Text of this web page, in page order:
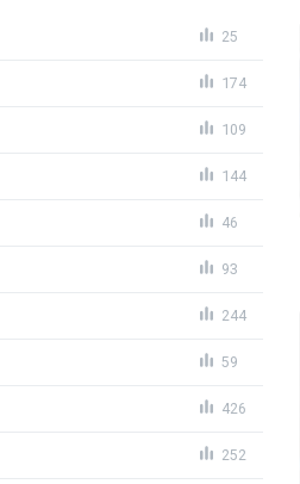
25
174
109
144
46
93
244
59
426
252